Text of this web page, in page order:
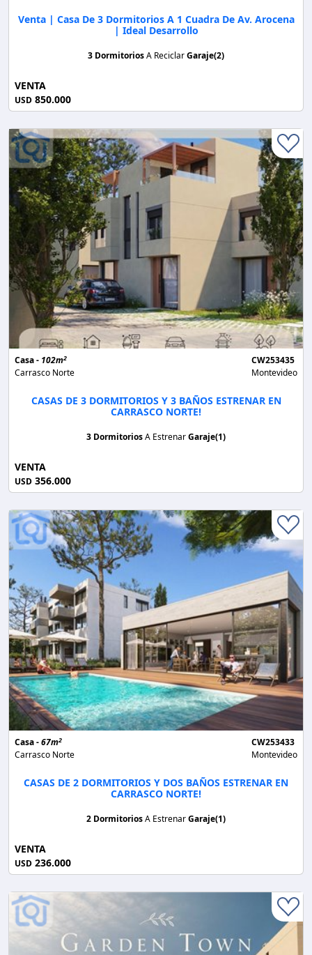
Venta | Casa De 3 Dormitorios A 1 Cuadra De Av. Arocena
| Ideal Desarrollo
3 DormitoriosA ReciclarGaraje(2)
VENTA
USD 850.000
Casa - 102m2
Carrasco Norte
CW253435
Montevideo
CASAS DE 3 DORMITORIOS Y 3 BAÑOS ESTRENAR EN
CARRASCO NORTE!
3 DormitoriosA EstrenarGaraje(1)
VENTA
USD 356.000
Casa -67m2
Carrasco Norte
CW253433
Montevideo
CASAS DE 2 DORMITORIOS Y DOS BAÑOS ESTRENAR EN
CARRASCO NORTE!
2 DormitoriosA EstrenarGaraje(1)
VENTA
USD 236.000